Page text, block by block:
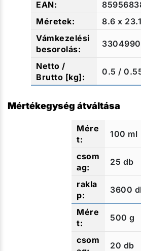
8.6 x
0.5 /
Mértékegység átváltása
100 ml
25 db
3600
500 g
20 db